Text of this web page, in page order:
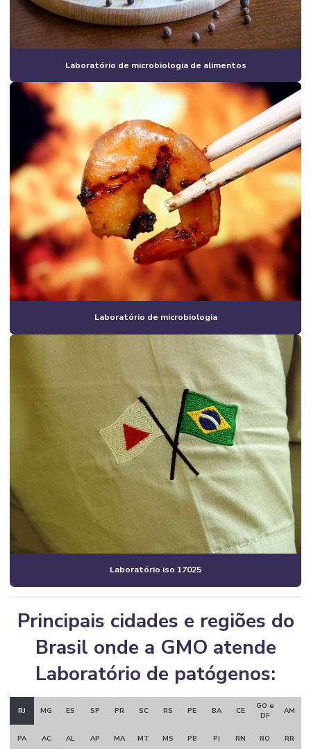
Laboratório de microbiologia de alimentos
Laboratório de microbiologia
Laboratório iso 17025
Principais cidades e regiões do
Brasil onde a GMO atende
Laboratório de patógenos:
RJ MG ES SP PR SC RS PE BA CE
GO e
DF
AM
PA AC AL AP MA MT MS PB PI RN RO RR